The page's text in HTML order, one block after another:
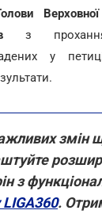
з
у
змін
з
LIGA360.